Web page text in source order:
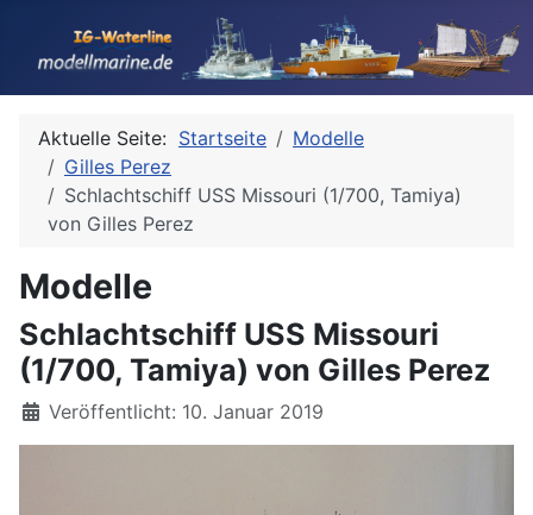
Aktuelle Seite: Startseite
Modelle
Gilles Perez
Schlachtschiff USS Missouri (1/700, Tamiya)
von Gilles Perez
Modelle
Schlachtschiff USS Missouri
(1/700, Tamiya) von Gilles Perez
Details
Veröffentlicht: 10. Januar 2019